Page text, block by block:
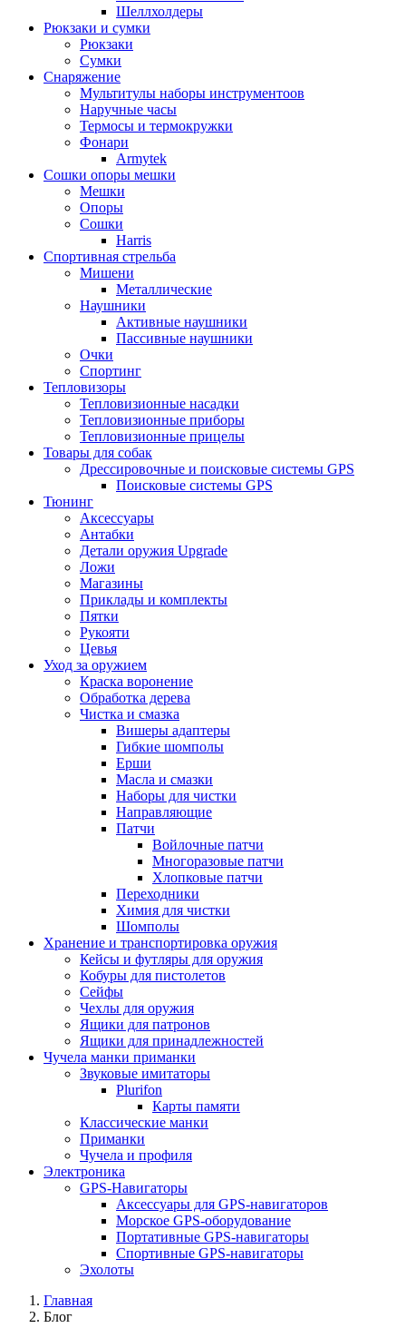
Шеллхолдеры
Рюкзаки и сумки
Рюкзаки
Сумки
Снаряжение
Мультитулы наборы инструментоов
Наручные часы
Термосы и термокружки
Фонари
Armytek
Сошки опоры мешки
Мешки
Опоры
Сошки
Harris
Спортивная стрельба
Мишени
Металлические
Наушники
Активные наушники
Пассивные наушники
Очки
Спортинг
Тепловизоры
Тепловизионные насадки
Тепловизионные приборы
Тепловизионные прицелы
Товары для собак
Дрессировочные и поисковые системы GPS
Поисковые системы GPS
Тюнинг
Аксессуары
Антабки
Детали оружия Upgrade
Ложи
Магазины
Приклады и комплекты
Пятки
Рукояти
Цевья
Уход за оружием
Краска воронение
Обработка дерева
Чистка и смазка
Вишеры адаптеры
Гибкие шомполы
Ерши
Масла и смазки
Наборы для чистки
Направляющие
Патчи
Войлочные патчи
Многоразовые патчи
Хлопковые патчи
Переходники
Химия для чистки
Шомполы
Хранение и транспортировка оружия
Кейсы и футляры для оружия
Кобуры для пистолетов
Сейфы
Чехлы для оружия
Ящики для патронов
Ящики для принадлежностей
Чучела манки приманки
Звуковые имитаторы
Plurifon
Карты памяти
Классические манки
Приманки
Чучела и профиля
Электроника
GPS-Навигаторы
Аксессуары для GPS-навигаторов
Морское GPS-оборудование
Портативные GPS-навигаторы
Спортивные GPS-навигаторы
Эхолоты
Главная
Блог